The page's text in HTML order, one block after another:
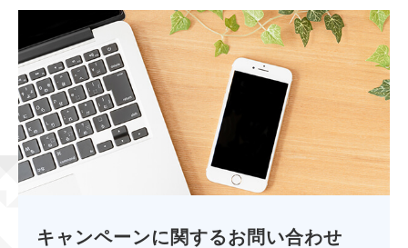
キャンペーンに関するお問い合わせ